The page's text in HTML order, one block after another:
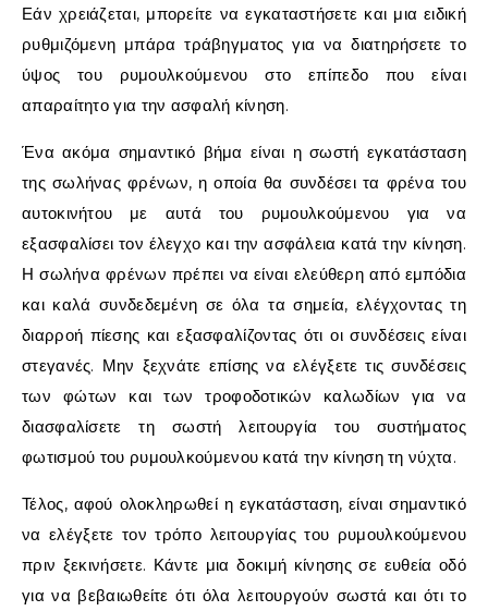
Εάν χρειάζεται, μπορείτε να εγκαταστήσετε και μια ειδική
ρυθμιζόμενη μπάρα τράβηγματος για να διατηρήσετε το
ύψος του ρυμουλκούμενου στο επίπεδο που είναι
απαραίτητο για την ασφαλή κίνηση.
Ένα ακόμα σημαντικό βήμα είναι η σωστή εγκατάσταση
της σωλήνας φρένων, η οποία θα συνδέσει τα φρένα του
αυτοκινήτου με αυτά του ρυμουλκούμενου για να
εξασφαλίσει τον έλεγχο και την ασφάλεια κατά την κίνηση.
Η σωλήνα φρένων πρέπει να είναι ελεύθερη από εμπόδια
και καλά συνδεδεμένη σε όλα τα σημεία, ελέγχοντας τη
διαρροή πίεσης και εξασφαλίζοντας ότι οι συνδέσεις είναι
στεγανές. Μην ξεχνάτε επίσης να ελέγξετε τις συνδέσεις
των φώτων και των τροφοδοτικών καλωδίων για να
διασφαλίσετε τη σωστή λειτουργία του συστήματος
φωτισμού του ρυμουλκούμενου κατά την κίνηση τη νύχτα.
Τέλος, αφού ολοκληρωθεί η εγκατάσταση, είναι σημαντικό
να ελέγξετε τον τρόπο λειτουργίας του ρυμουλκούμενου
πριν ξεκινήσετε. Κάντε μια δοκιμή κίνησης σε ευθεία οδό
για να βεβαιωθείτε ότι όλα λειτουργούν σωστά και ότι το